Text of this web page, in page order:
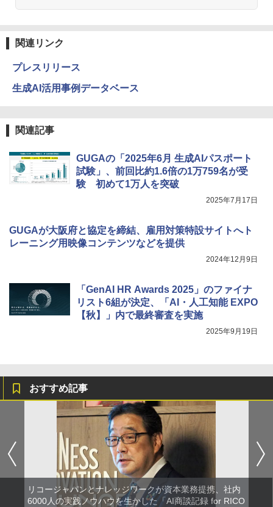
関連リンク
プレスリリース
生成AI活用事例データベース
関連記事
GUGAの「2025年6月 生成AIパスポート
試験」、前回比約1.6倍の1万759名が受
験 初めて1万人を突破
2025年7月17日
GUGAが大阪府と協定を締結、雇用対策特設サイトへト
レーニング用映像コンテンツなどを提供
2024年12月9日
「GenAI HR Awards 2025」のファイナ
リスト6組が決定、「AI・人工知能 EXPO
【秋】」内で最終審査を実施
2025年9月19日
おすすめ記事
リコージャパンとナレッジワークが資本業務提携、社内
6000人の実践ノウハウを生かした「AI商談記録 for RICO